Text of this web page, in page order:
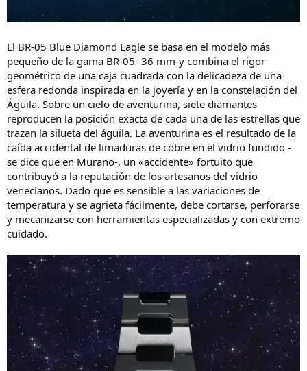
El BR-05 Blue Diamond Eagle se basa en el modelo más
pequeño de la gama BR-05 -36 mm-y combina el rigor
geométrico de una caja cuadrada con la delicadeza de una
esfera redonda inspirada en la joyería y en la constelación del
Águila. Sobre un cielo de aventurina, siete diamantes
reproducen la posición exacta de cada una de las estrellas que
trazan la silueta del águila. La aventurina es el resultado de la
caída accidental de limaduras de cobre en el vidrio fundido -
se dice que en Murano-, un «accidente» fortuito que
contribuyó a la reputación de los artesanos del vidrio
venecianos. Dado que es sensible a las variaciones de
temperatura y se agrieta fácilmente, debe cortarse, perforarse
y mecanizarse con herramientas especializadas y con extremo
cuidado.